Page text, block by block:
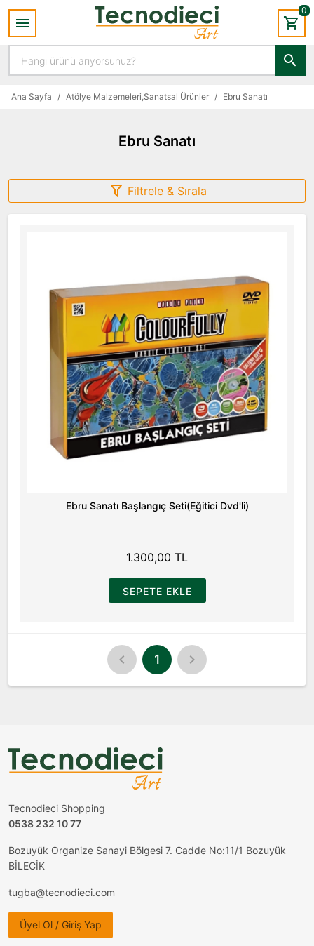
0
Ana Sayfa / Atölye Malzemeleri,Sanatsal Ürünler / Ebru Sanatı
Ebru Sanatı
Filtrele & Sırala
Ebru Sanatı Başlangıç Seti(Eğitici Dvd'li)
1.300,00 TL
SEPETE EKLE
1
Tecnodieci Shopping
0538 232 10 77
Bozuyük Organize Sanayi Bölgesi 7. Cadde No:11/1 Bozuyük
BİLECİK
tugba@tecnodieci.com
Üyel Ol / Giriş Yap